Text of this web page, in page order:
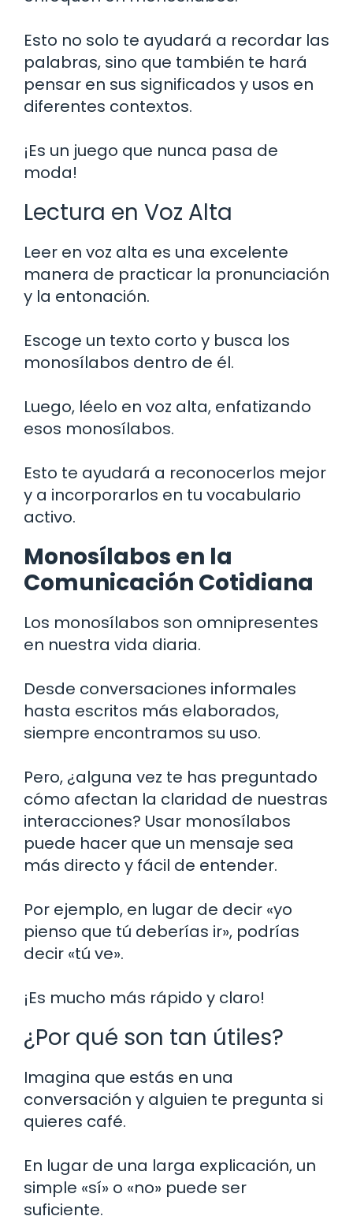
Esto no solo te ayudará a recordar las
palabras, sino que también te hará
pensar en sus significados y usos en
diferentes contextos.
¡Es un juego que nunca pasa de
moda!
Lectura en Voz Alta
Leer en voz alta es una excelente
manera de practicar la pronunciación
y la entonación.
Escoge un texto corto y busca los
monosílabos dentro de él.
Luego, léelo en voz alta, enfatizando
esos monosílabos.
Esto te ayudará a reconocerlos mejor
y a incorporarlos en tu vocabulario
activo.
Monosílabos en la
Comunicación Cotidiana
Los monosílabos son omnipresentes
en nuestra vida diaria.
Desde conversaciones informales
hasta escritos más elaborados,
siempre encontramos su uso.
Pero, ¿alguna vez te has preguntado
cómo afectan la claridad de nuestras
interacciones? Usar monosílabos
puede hacer que un mensaje sea
más directo y fácil de entender.
Por ejemplo, en lugar de decir «yo
pienso que tú deberías ir», podrías
decir «tú ve».
¡Es mucho más rápido y claro!
¿Por qué son tan útiles?
Imagina que estás en una
conversación y alguien te pregunta si
quieres café.
En lugar de una larga explicación, un
simple «sí» o «no» puede ser
suficiente.